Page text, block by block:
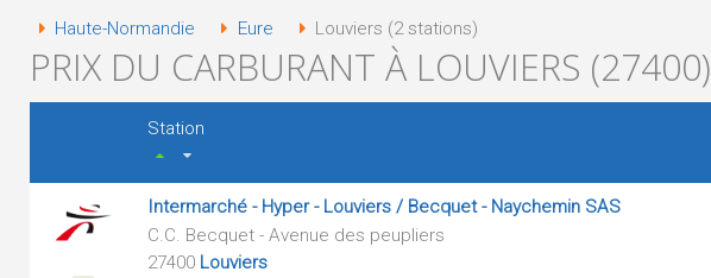
Haute-Normandie Eure Louviers (2 stations)
PRIX DU CARBURANT À LOUVIERS (27400)
Station
Intermarché - Hyper - Louviers / Becquet - Naychemin SAS
C.C. Becquet - Avenue des peupliers
27400 Louviers